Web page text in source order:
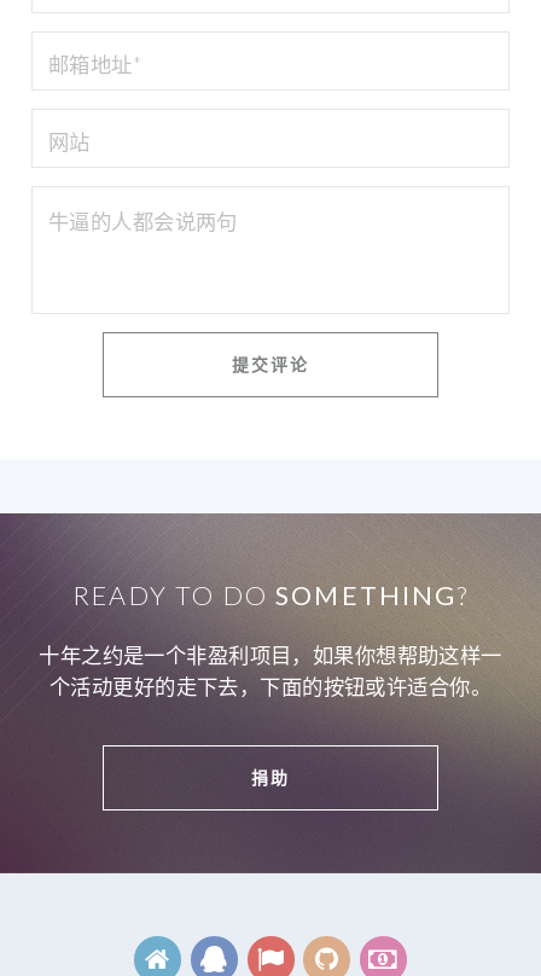
READY TO DOSOMETHING?
十年之约是一个非盈利项目，如果你想帮助这样一
个活动更好的走下去，下面的按钮或许适合你。
捐助